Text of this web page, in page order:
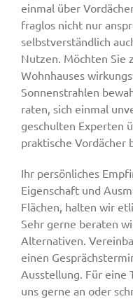
Smart Home
Team
einmal über
fraglos nicht nur
selbstverständlich
Nutzen. Möchten Sie
Wohnhauses
Sonnenstrahlen
raten, sich einmal
geschulten Experten
praktische Vordächer
Ihr persönliches
Eigenschaft und
Flächen, halten wir
Sehr gerne beraten
Alternativen.
einen
Ausstellung. Für eine
uns gerne an oder